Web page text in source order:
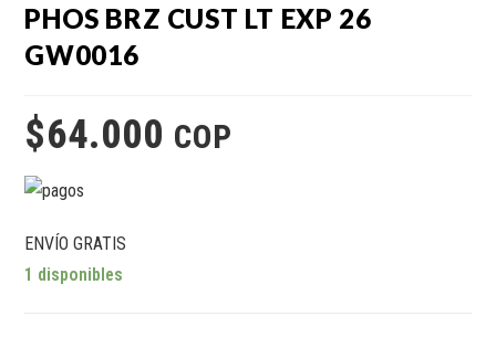
PHOS BRZ CUST LT EXP 26
GW0016
$64.000 COP
ENVÍO GRATIS
1 disponibles